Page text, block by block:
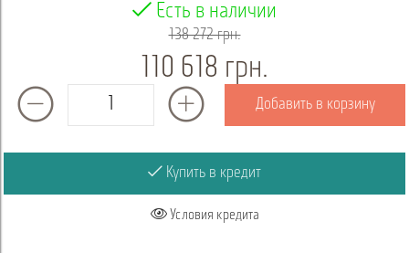
Есть в наличии
138 272 грн.
110 618 грн.
Добавить в корзину
Купить в кредит
Условия кредита